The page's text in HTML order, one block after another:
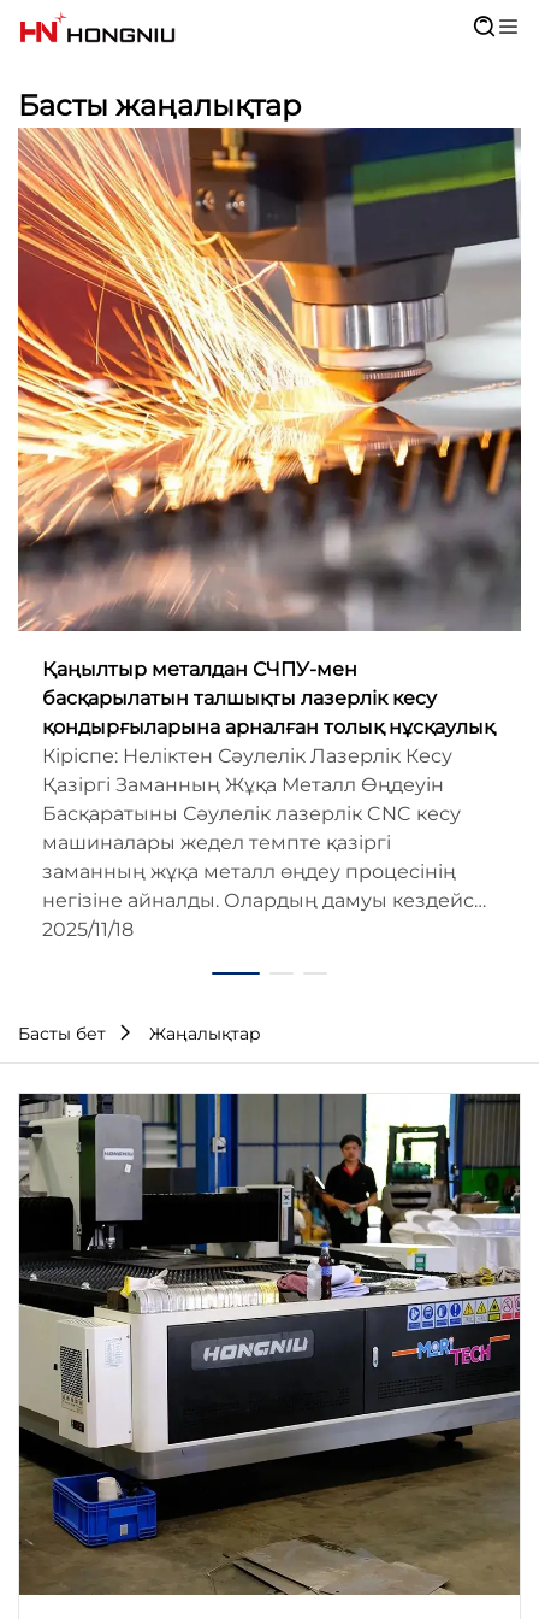
Басты жаңалықтар
Қаңылтыр металдан СЧПУ-мен
басқарылатын талшықты лазерлік кесу
қондырғыларына арналған толық нұсқаулық
Кіріспе: Неліктен Сәулелік Лазерлік Кесу
Қазіргі Заманның Жұқа Металл Өңдеуін
Басқаратыны Сәулелік лазерлік CNC кесу
машиналары жедел темпте қазіргі
заманның жұқа металл өңдеу процесінің
негізіне айналды. Олардың дамуы кездейсоқ
немесе уақытша емес — бұл технология...
2025/11/18
Басты бет Жаңалықтар